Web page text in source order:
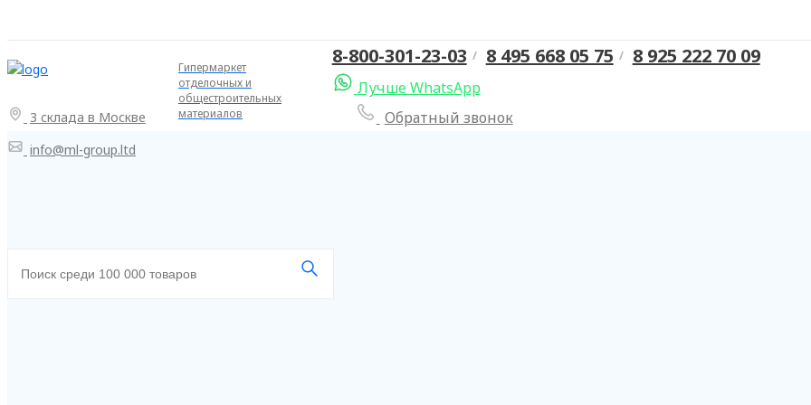
3 склада в Москве
info@ml-group.ltd
Гипермаркет
отделочных и
общестроительных
материалов
8-800-301-23-03 8 495 668 05 75 8 925 222 70 09
Лучше WhatsApp
Обратный звонок